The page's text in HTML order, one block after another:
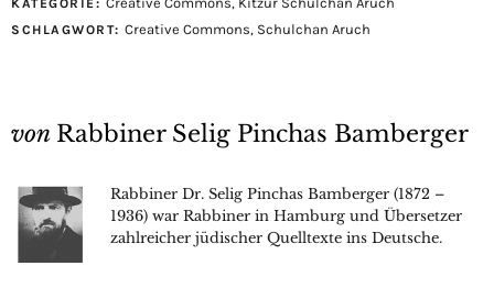
SCHLAGWORT: Creative Commons, Schulchan Aruch
von Rabbiner Selig Pinchas Bamberger
Rabbiner Dr. Selig Pinchas Bamberger (1872 –
1936) war Rabbiner in Hamburg und Übersetzer
zahlreicher jüdischer Quelltexte ins Deutsche.